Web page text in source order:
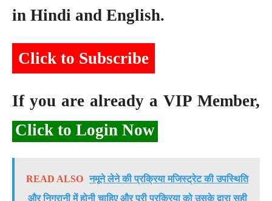
in Hindi and English.
Click to Subscribe
If you are already a VIP Member,
Click to Login Now
READ ALSO नमूने लेने की प्रक्रिया मजिस्ट्रेट की उपस्थिति
और निगरानी में होनी चाहिए और पूरी प्रक्रिया को उसके द्वारा सही